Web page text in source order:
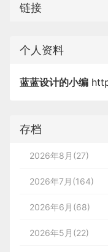
链接
个人资料
蓝蓝设计的小编
存档
2026年8月(27)
2026年7月(164)
2026年6月(68)
2026年5月(22)